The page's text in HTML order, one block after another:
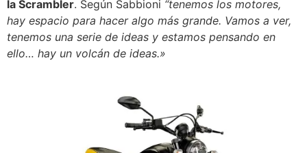
la Scrambler. Según Sabbioni “tenemos los motores,
hay espacio para hacer algo más grande. Vamos a ver,
tenemos una serie de ideas y estamos pensando en
ello… hay un volcán de ideas.»